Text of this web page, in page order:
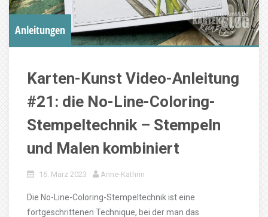
Anleitungen
Karten-Kunst Video-Anleitung
#21: die No-Line-Coloring-
Stempeltechnik – Stempeln
und Malen kombiniert
16. März 2023 Anne-Kathrin
Die No-Line-Coloring-Stempeltechnik ist eine
fortgeschrittenen Technique, bei der man das